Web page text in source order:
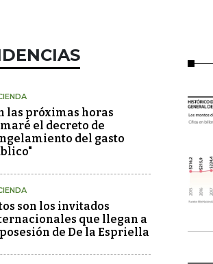
las próximas horas
el decreto de
del gasto
son los invitados
que llegan a
de De la Espriella